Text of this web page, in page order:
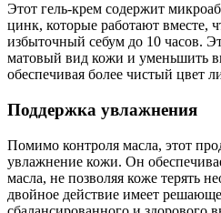
Этот гель-крем содержит
цинк, которые работают вместе,
избыточный себум до 10 часов.
матовый вид кожи и уменьшить
обеспечивая более чистый цвет
Поддержка увлажнения
Помимо контроля масла, этот
увлажнение кожи. Он
масла, не позволяя коже терять
двойное действие имеет